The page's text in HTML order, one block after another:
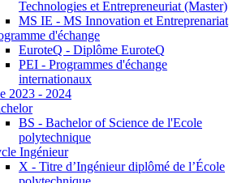
Technologies et Entrepreneuriat (Master)
MS IE - MS Innovation et Entreprenariat
d'échange
EuroteQ - Diplôme EuroteQ
PEI - Programmes d'échange
internationaux
2023 - 2024
BS - Bachelor of Science de l'Ecole
polytechnique
Ingénieur
X - Titre d’Ingénieur diplômé de l’École